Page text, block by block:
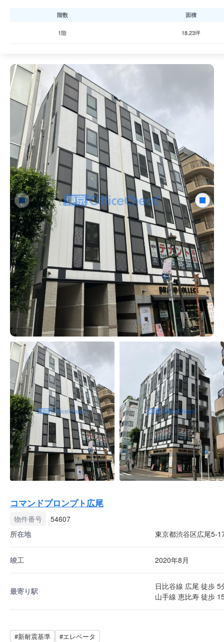
ご確認ください。
階数 面積
1階 18.23坪
コマンドプロンプト広尾
物件番号
54607
所在地
東京都渋谷区広尾5-
竣工 2020年8月
最寄り駅
日比谷線 広尾 徒歩 5
山手線 恵比寿 徒歩
#新耐震基準 #エレベータ